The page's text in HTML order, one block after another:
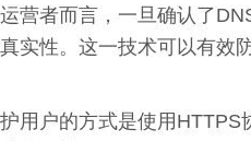
营者而言，一旦确认了
实性。这一技术可以有效
用户的方式是使用